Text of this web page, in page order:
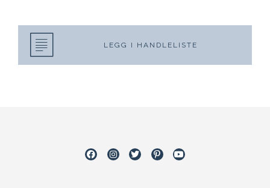
LEGG I HANDLELISTE
FacebookInstagram
TwitterPinterestYoutube